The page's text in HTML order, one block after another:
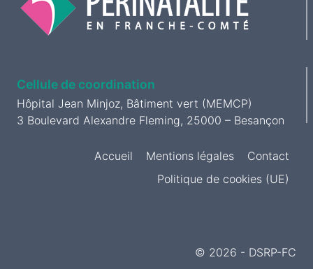
Cellule de coordination
Hôpital Jean Minjoz, Bâtiment vert (MEMCP)
3 Boulevard Alexandre Fleming, 25000 – Besançon
Accueil Mentions légales
Contact
Politique de cookies (UE)
© 2026 - DSRP-FC